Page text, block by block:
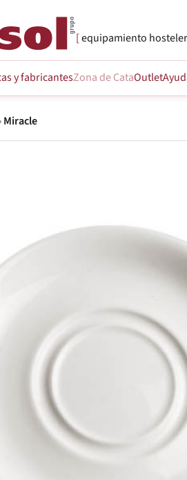
equipamiento
y fabricantesZona de CataOutlet
› Miracle